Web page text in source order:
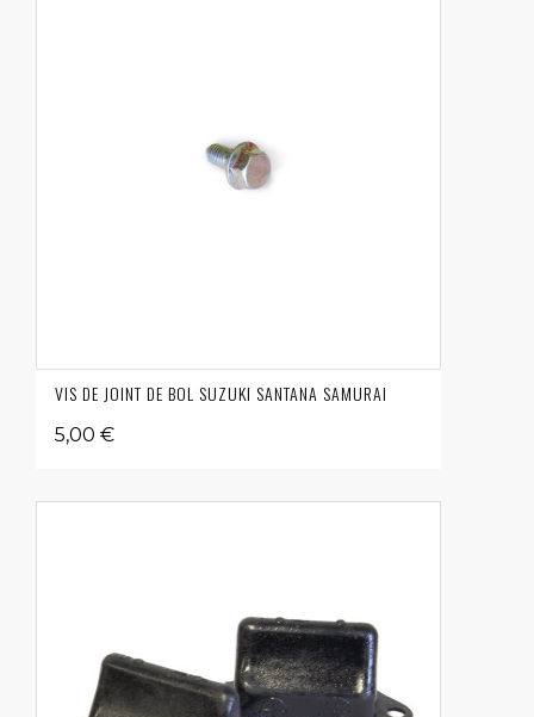
VIS DE JOINT DE BOL SUZUKI SANTANA SAMURAI
5,00 €